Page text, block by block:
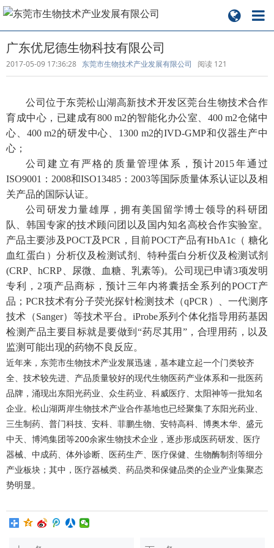
广东优尼德生物科技有限公司
2017-05-09 17:36:28 东莞市生物技术产业发展有限公司 阅读 121
公司位于东莞松山湖高新技术开发区莞台生物技术合作
育成中心，已建成有800 m2的智能化办公室、400 m2仓储中
心、400 m2的研发中心、1300 m2的IVD-GMP和仪器生产中
心；
公司建立有严格的质量管理体系，预计2015年通过
ISO9001：2008和ISO13485：2003等国际质量体系认证以及相
关产品的国际认证。
公司研发力量雄厚，拥有美国留学博士领导的科研团
队、韩国专家的技术顾问团以及国内知名高校合作实验室。
产品主要涉及POCT及PCR，目前POCT产品有HbA1c（ 糖化
血红蛋白）分析仪及检测试剂、特种蛋白分析仪及检测试剂
(CRP、hCRP、尿微、血糖、乳素等)。公司现已申请3项发明
专利，2项产品商标，预计三年内将囊括全系列的POCT产
品；PCR技术有分子荧光探针检测技术（qPCR）、一代测序
技术（Sanger）等技术平台。iProbe系列个体化指导用药基因
检测产品主要目标就是要做到“药尽其用”，合理用药，以及
监测可能出现的药物不良反应。
近年来，东莞市生物技术产业发展迅速，基本建立起一个门类较齐
全、技术较先进、产品质量较好的现代生物医药产业体系和一批医药
品牌，涌现出东阳光药业、众生药业、科威医疗、太阳神等一批知名
企业。松山湖两岸生物技术产业合作基地也已经聚集了东阳光药业、
三生制药、普门科技、安科、菲鹏生物、安特高科、博奥木华、盛元
中天、博鸿集团等200余家生物技术企业，逐步形成医药研发、医疗
器械、中成药、体外诊断、医药生产、医疗保健、生物酶制剂等细分
产业板块；其中，医疗器械类、药品类和保健品类的企业产业集聚态
势明显。